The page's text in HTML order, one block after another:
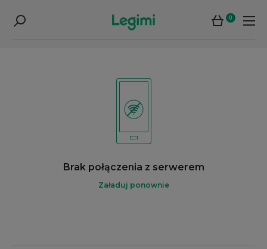
0
Brak połączenia z serwerem
Załaduj ponownie